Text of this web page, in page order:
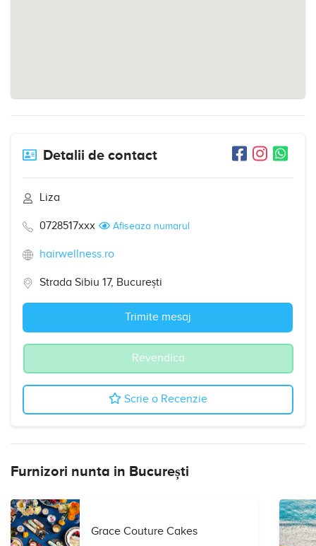
Detalii de contact
Liza
0728517xxx Afiseaza numarul
hairwellness.ro
Strada Sibiu 17, București
Trimite mesaj
Revendica
Scrie o Recenzie
Furnizori nunta in București
Grace Couture Cakes